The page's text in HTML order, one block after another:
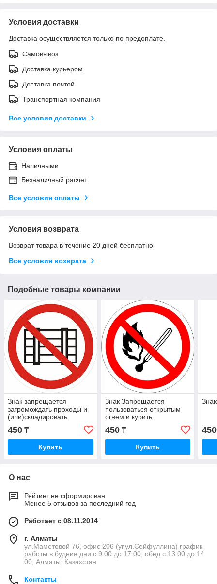
Условия доставки
Доставка осуществляется только по предоплате.
Самовывоз
Доставка курьером
Доставка почтой
Транспортная компания
Все условия доставки
Условия оплаты
Наличными
Безналичный расчет
Все условия оплаты
Условия возврата
Возврат товара в течение 20 дней бесплатно
Все условия возврата
Подобные товары компании
Знак запрещается
загромождать проходы и
(или)складировать
450 ₸
Купить
Знак Запрещается
пользоваться открытым
огнем и курить
450₸
Купить
450
О нас
Рейтинг не сформирован
Менее 5 отзывов за последний год
Работает с 08.11.2014
г. Алматы
ул.Маметовой 76, офис 206 (уг.ул.Сейфуллина) график
работы в будние дни с 9 00 до 17 00, обед с 13 00 до 14
00, Алматы, Казахстан
Контакты